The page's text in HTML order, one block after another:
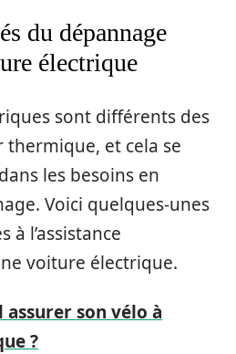
du dépannage
électrique
sont différents des
et cela se
les besoins en
Voici quelques-unes
à l’assistance
voiture électrique.
assurer son vélo à
?